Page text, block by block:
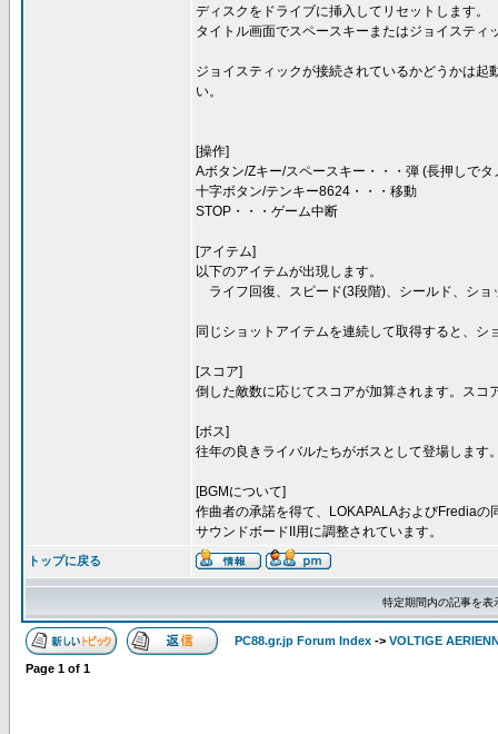
ディスクをドライブに挿入してリセットします。
タイトル画面でスペースキーまたはジョイスティ
ジョイスティックが接続されているかどうかは
い。
[操作]
Aボタン/Zキー/スペースキー・・・弾 (長押しでタ
十字ボタン/テンキー8624・・・移動
STOP・・・ゲーム中断
[アイテム]
以下のアイテムが出現します。
ライフ回復、スピード(3段階)、シールド、ショ
同じショットアイテムを連続して取得すると、
[スコア]
倒した敵数に応じてスコアが加算されます。ス
[ボス]
往年の良きライバルたちがボスとして登場します
[BGMについて]
作曲者の承諾を得て、LOKAPALAおよびFrediaの
サウンドボードII用に調整されています。
トップに戻る
特定期間内の記事を
PC88.gr.jp Forum Index -> VOLTIGE
Page 1 of 1